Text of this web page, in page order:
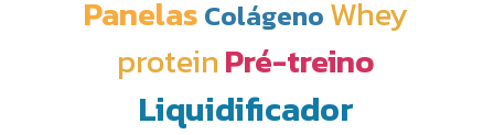
Panelas Colágeno Whey
proteinPré-treino
Liquidificador